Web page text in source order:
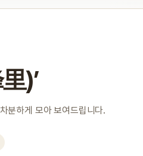
)’
분하게 모아 보여드립니다.